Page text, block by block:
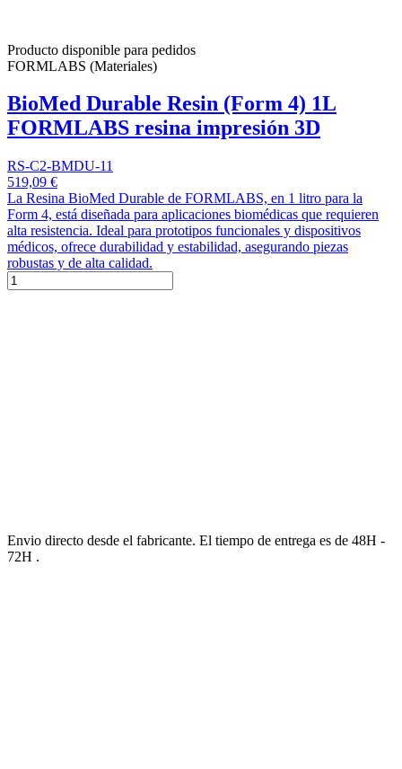
Producto disponible para pedidos
FORMLABS (Materiales)
BioMed Durable Resin (Form 4) 1L
FORMLABS resina impresión 3D
RS-C2-BMDU-11
519,09 €
La Resina BioMed Durable de FORMLABS, en 1 litro para la
Form 4, está diseñada para aplicaciones biomédicas que requieren
alta resistencia. Ideal para prototipos funcionales y dispositivos
médicos, ofrece durabilidad y estabilidad, asegurando piezas
robustas y de alta calidad.
Envio directo desde el fabricante. El tiempo de entrega es de 48H -
72H .